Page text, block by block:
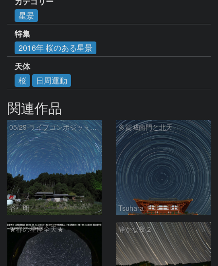
星景
特集
2016年 桜のある星景
天体
桜
日周運動
関連作品
05/29 ライブコンポジット試写
谷 明
多賀城南門と北天
Tsuhara
★春の星座全天★ 静かな夜２